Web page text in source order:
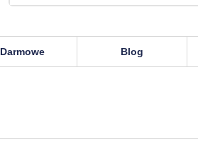
Darmowe Blog